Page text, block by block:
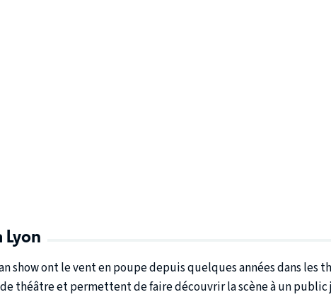
show ont le vent en poupe depuis quelques années dans
théâtre et permettent de faire découvrir la scène à un